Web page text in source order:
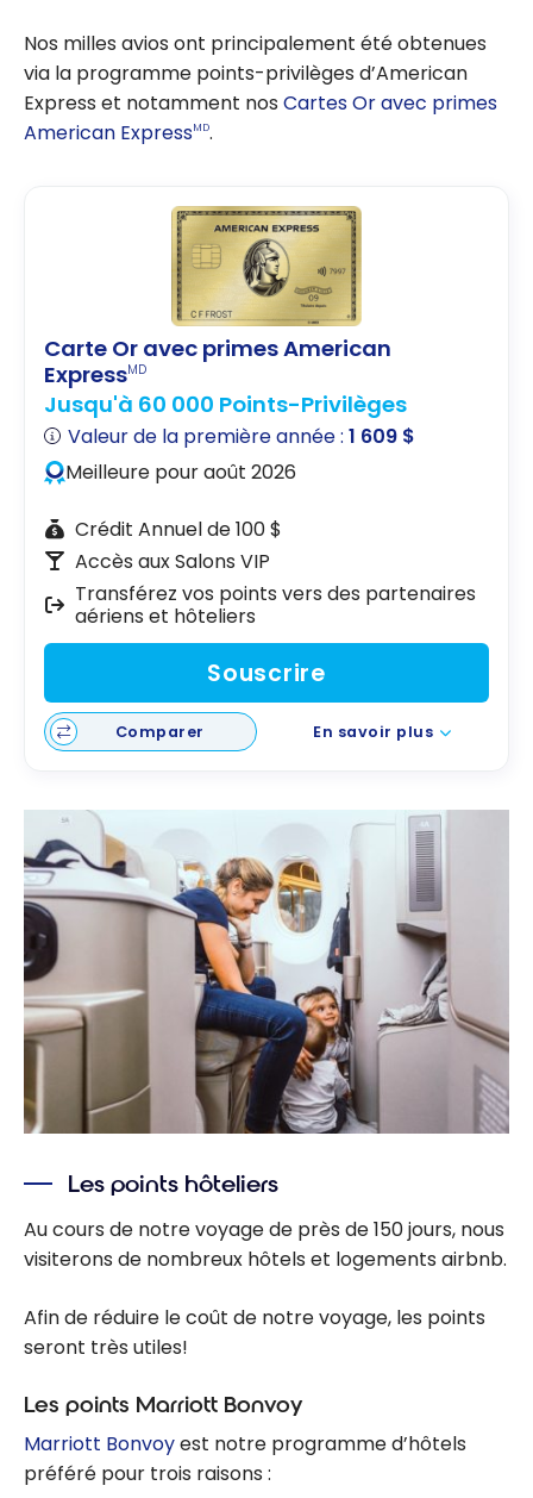
Nos milles avios ont principalement été obtenues
via la programme points-privilèges d’American
Express et notamment nos Cartes Or avec primes
American ExpressMD.
Carte Or avec primes American
ExpressMD
Jusqu'à 60 000 Points-Privilèges
Valeur de la première année :1 609 $
Meilleure pour août 2026
Crédit Annuel de 100 $
Accès aux Salons VIP
Transférez vos points vers des partenaires
aériens et hôteliers
Souscrire
Comparer En savoir plus
Les points hôteliers
Au cours de notre voyage de près de 150 jours, nous
visiterons de nombreux hôtels et logements airbnb.
Afin de réduire le coût de notre voyage, les points
seront très utiles!
Les points Marriott Bonvoy
Marriott Bonvoyest notre programme d’hôtels
préféré pour trois raisons :